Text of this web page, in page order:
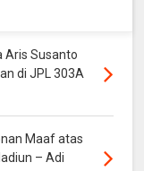
Aris Susanto
di JPL 303A
Maaf atas
– Adi